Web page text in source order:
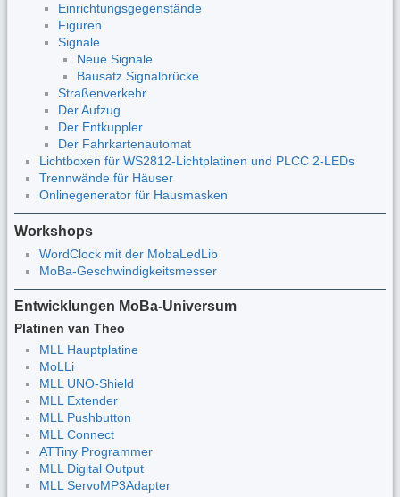
Einrichtungsgegenstände
Figuren
Signale
Neue Signale
Bausatz Signalbrücke
Straßenverkehr
Der Aufzug
Der Entkuppler
Der Fahrkartenautomat
Lichtboxen für WS2812-Lichtplatinen und PLCC 2-LEDs
Trennwände für Häuser
Onlinegenerator für Hausmasken
Workshops
WordClock mit der MobaLedLib
MoBa-Geschwindigkeitsmesser
Entwicklungen MoBa-Universum
Platinen van Theo
MLL Hauptplatine
MoLLi
MLL UNO-Shield
MLL Extender
MLL Pushbutton
MLL Connect
ATTiny Programmer
MLL Digital Output
MLL ServoMP3Adapter